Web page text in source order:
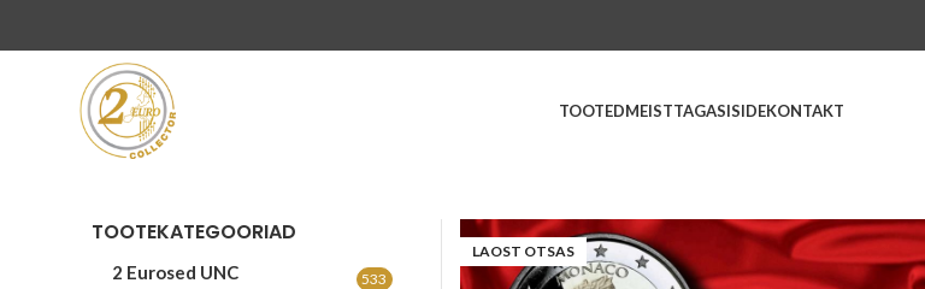
TOOTEDMEISTTAGASISIDEKONTAKT
LAOST OTSAS
TOOTEKATEGOORIAD
2 Eurosed UNC 533